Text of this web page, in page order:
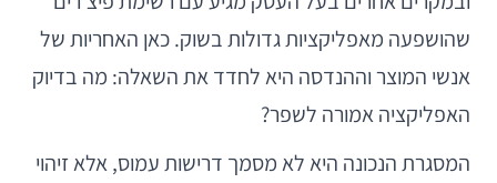
שהושפעה מאפליקציות גדולות בשוק. כאן האחריות של
אנשי המוצר וההנדסה היא לחדד את השאלה: מה בדיוק
האפליקציה אמורה לשפר?
המסגרת הנכונה היא לא מסמך דרישות עמוס, אלא זיהוי